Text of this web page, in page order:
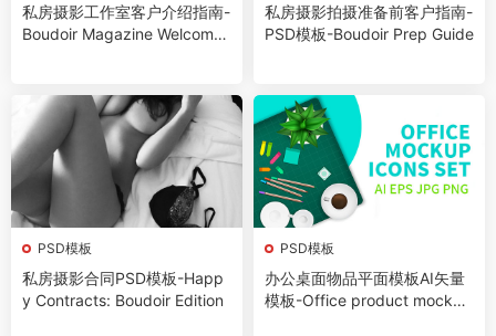
私房摄影工作室客户介绍指南-
Boudoir Magazine Welcome
私房摄影拍摄准备前客户指南-
PSD模板-Boudoir Prep Guide
PSD模板
私房摄影合同PSD模板-Happ
y Contracts: Boudoir Edition
PSD模板
办公桌面物品平面模板AI矢量
模板-Office product mockup